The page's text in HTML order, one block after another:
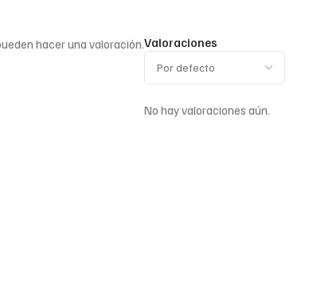
Valoraciones
No hay valoraciones aún.
hacer una valoración.